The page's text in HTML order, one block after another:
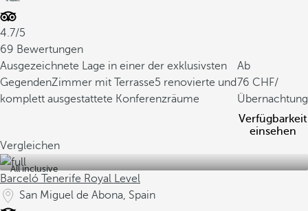
4.7/5
69 Bewertungen
Ausgezeichnete Lage in einer der exklusivsten
GegendenZimmer mit Terrasse5 renovierte und
komplett ausgestattete Konferenzräume
Ab
76
/
Übernachtung
Verfügbarkeit
einsehen
Vergleichen
All inclusive
Barceló Tenerife Royal Level
San Miguel de Abona, Spain